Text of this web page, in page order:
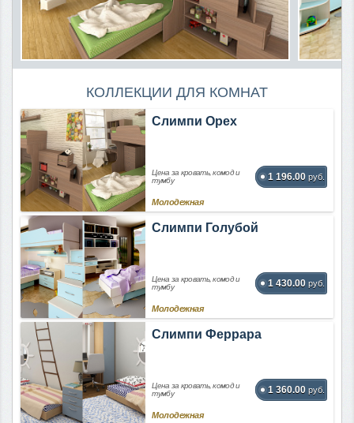
КОЛЛЕКЦИИ ДЛЯ КОМНАТ
Слимпи Орех
Цена за кровать, комод и
тумбу
1 196.00 руб.
Молодежная
Слимпи Голубой
Цена за кровать, комод и
тумбу
1 430.00 руб.
Молодежная
Слимпи Феррара
Цена за кровать, комод и
тумбу
1 360.00 руб.
Молодежная